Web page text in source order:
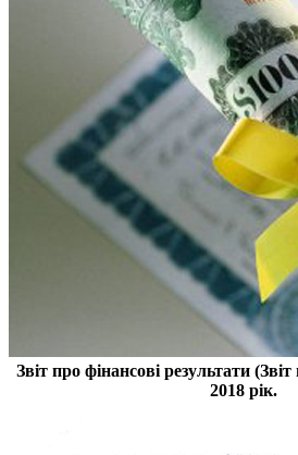
Звіт про фінансові результати
2018 рік.